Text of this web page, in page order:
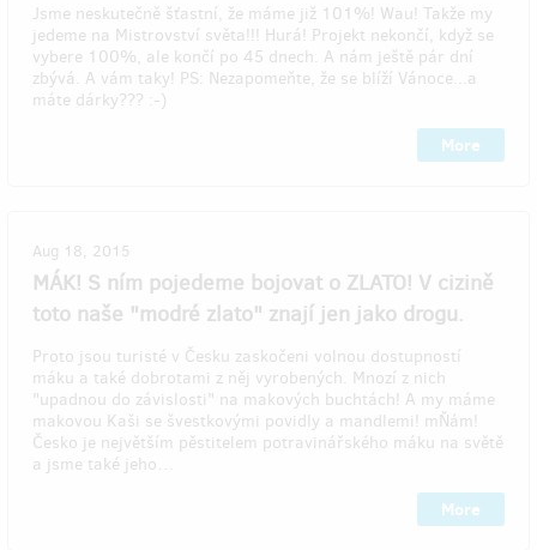
Jsme neskutečně šťastní, že máme již 101%! Wau! Takže my
jedeme na Mistrovství světa!!! Hurá! Projekt nekončí, když se
vybere 100%, ale končí po 45 dnech. A nám ještě pár dní
zbývá. A vám taky! PS: Nezapomeňte, že se blíží Vánoce...a
máte dárky??? :-)
More
Aug 18, 2015
MÁK! S ním pojedeme bojovat o ZLATO! V cizině
toto naše "modré zlato" znají jen jako drogu.
Proto jsou turisté v Česku zaskočeni volnou dostupností
máku a také dobrotami z něj vyrobených. Mnozí z nich
"upadnou do závislosti" na makových buchtách! A my máme
makovou Kaši se švestkovými povidly a mandlemi! mŇám!
Česko je největším pěstitelem potravinářského máku na světě
a jsme také jeho…
More